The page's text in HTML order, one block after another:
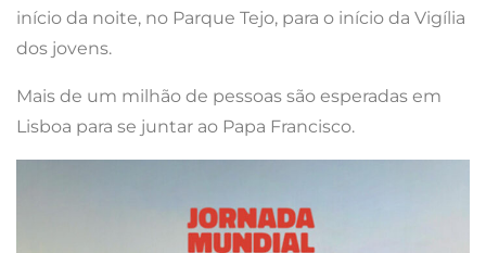
início da noite, no Parque Tejo, para o início da Vigília
dos jovens.
Mais de um milhão de pessoas são esperadas em
Lisboa para se juntar ao Papa Francisco.